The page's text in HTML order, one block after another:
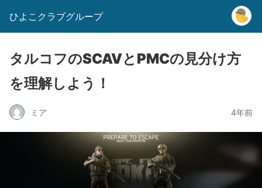
ひよこクラブグループ
タルコフのSCAVとPMCの見分け方
を理解しよう！
ミア 4年前